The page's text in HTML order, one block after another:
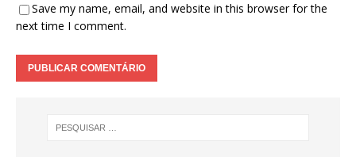
Save my name, email, and website in this browser for the
next time I comment.